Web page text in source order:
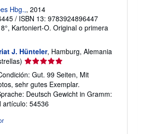
í
o
Hbg.,, 2014
/ ISBN 13: 9783924896447
8°, Kartoniert-O. Original o primera
J. Hünteler, Hamburg, Alemania
Calificación
del
vendedor:
5
de
5
Gut. 99 Seiten, Mit
sehr gutes Exemplar.
Deutsch Gewicht in Gramm:
artículo: 54536